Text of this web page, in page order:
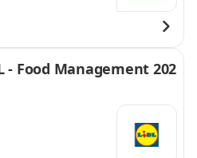
- Food Management 202